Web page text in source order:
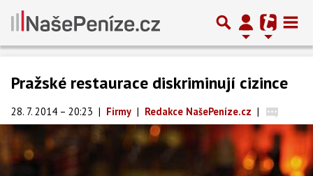
Pražské restaurace diskriminují cizince
28. 7. 2014 – 20:23 | Firmy | Redakce NašePeníze.cz |